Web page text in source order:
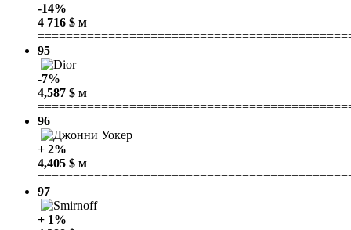
-14%
4 716 $ м
95
-7%
4,587 $ м
96
+ 2%
4,405 $ м
97
+ 1%